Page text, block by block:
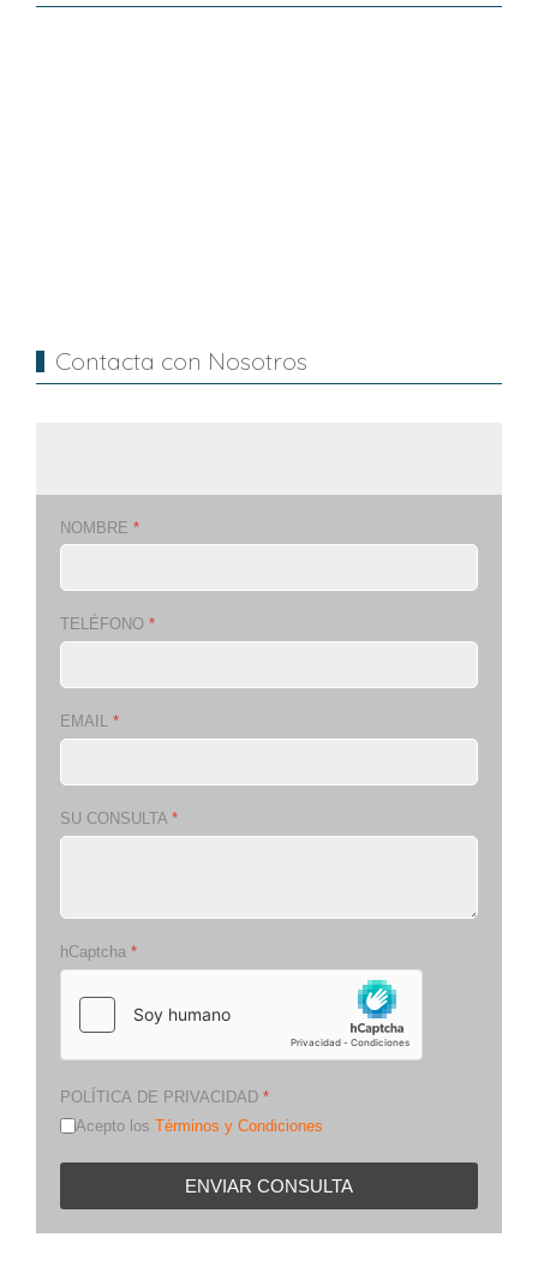
Contacta con Nosotros
NOMBRE *
TELÉFONO *
EMAIL *
SU CONSULTA *
hCaptcha *
POLÍTICA DE PRIVACIDAD *
Acepto los Términos y Condiciones
ENVIAR CONSULTA